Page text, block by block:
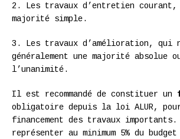
2. Les travaux d’entretien
majorité simple.
3. Les travaux d’amélioration, qui
généralement une majorité absolue
l’unanimité.
Il est recommandé de constituer un
obligatoire depuis la loi ALUR,
financement des travaux
représenter au minimum 5% du